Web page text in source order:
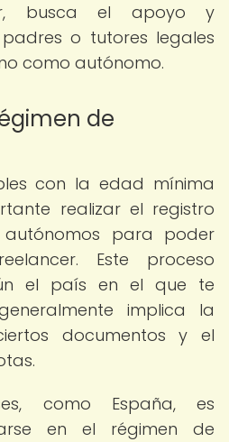
busca el apoyo y
o tutores legales
como autónomo.
de
con la edad mínima
realizar el registro
para poder
Este proceso
el país en el que te
implica la
documentos y el
como España, es
en el régimen de